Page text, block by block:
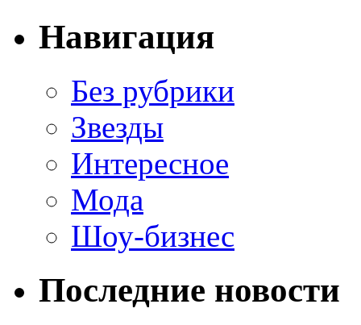
Навигация
Без рубрики
Звезды
Интересное
Мода
Шоу-бизнес
Последние новости